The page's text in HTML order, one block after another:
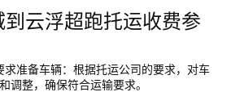
到云浮超跑托运收费参
求准备车辆：根据托运公司的要求，对车
调整，确保符合运输要求。